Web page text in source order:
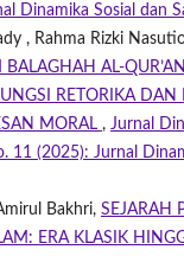
Dinamika Sosial dan
, Rahma Rizki
BALAGHAH AL-
RETORIKA DAN
MORAL , Jurnal
11 (2025): Jurnal
Bakhri, SEJARAH
ERA KLASIK